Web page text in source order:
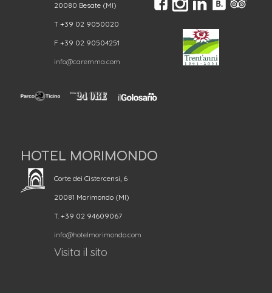
20080 Besate (MI)
T +39 02 9050020
F +39 02 90504251
info@caremma.com
HOTEL MORIMONDO
Corte dei Cistercensi, 6
20081 Morimondo (MI)
T. +39 02 94609067
info@hotelmorimondo.com
Visita il sito